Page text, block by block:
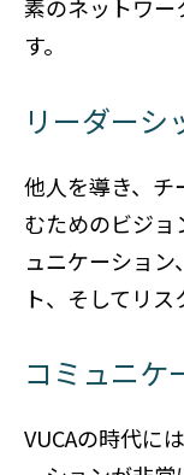
素のネットワー
す。
リーダーシ
他人を導き、チ
むためのビジ
ュニケーショ
ト、そしてリス
コミュニケ
VUCAの時代に